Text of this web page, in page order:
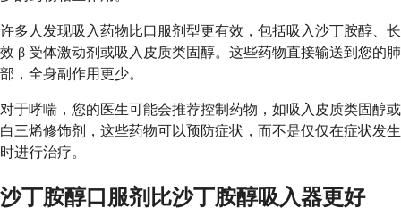
许多人发现吸入药物比口服剂型更有效，包括吸入沙丁胺醇、长
效 β 受体激动剂或吸入皮质类固醇。这些药物直接输送到您的肺
部，全身副作用更少。
对于哮喘，您的医生可能会推荐控制药物，如吸入皮质类固醇或
白三烯修饰剂，这些药物可以预防症状，而不是仅仅在症状发生
时进行治疗。
沙丁胺醇口服剂比沙丁胺醇吸入器更好